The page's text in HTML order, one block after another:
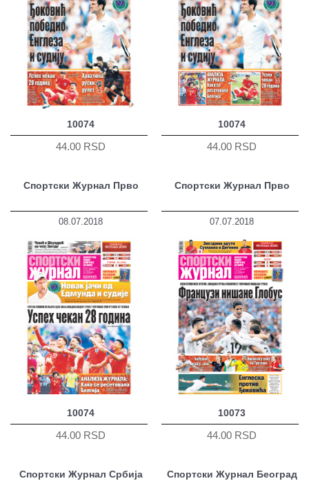
10074
44.00 RSD
10074
44.00 RSD
Спортски Журнал Прво
08.07.2018
10074
44.00 RSD
Спортски Журнал Прво
07.07.2018
10073
44.00 RSD
Спортски Журнал Србија Спортски Журнал Београд